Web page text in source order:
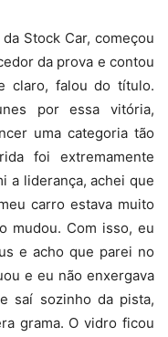
Stock Car, começou
da prova e contou
claro, falou do título.
por essa vitória,
uma categoria tão
foi extremamente
a liderança, achei que
carro estava muito
mudou. Com isso, eu
e acho que parei no
e eu não enxergava
saí sozinho da pista,
grama. O vidro ficou